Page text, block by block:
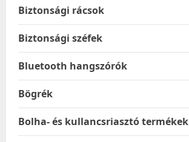
Biztonsági rácsok
Biztonsági széfek
Bluetooth hangszórók
Bögrék
Bolha- és kullancsriasztó termékek